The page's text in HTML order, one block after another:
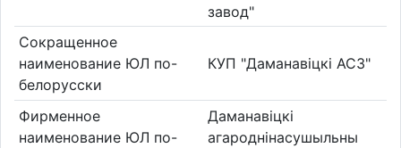
завод"
Сокращенное
наименование ЮЛ по-
белорусски
КУП "Даманавіцкі АСЗ"
Фирменное
наименование ЮЛ по-
Даманавіцкі
агароднінасушыльны